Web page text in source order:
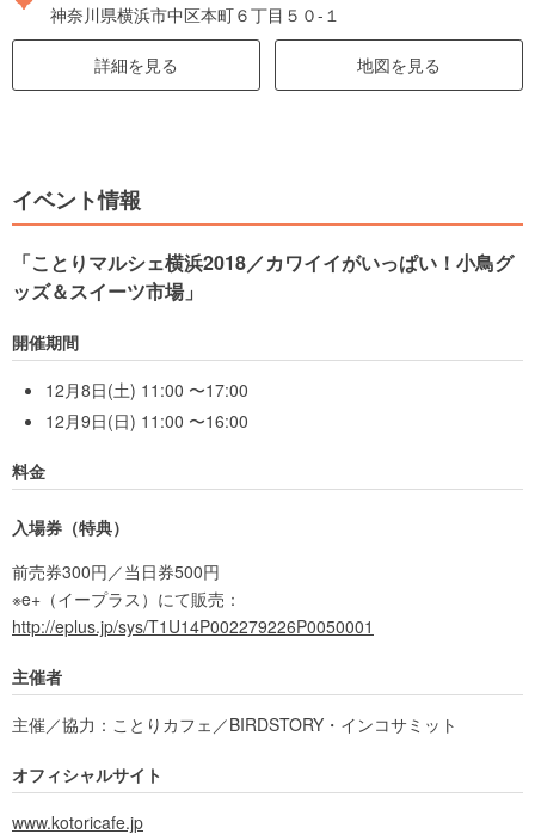
神奈川県横浜市中区本町６丁目５０-１
詳細を見る 地図を見る
イベント情報
「ことりマルシェ横浜2018／カワイイがいっぱい！小鳥グ
ッズ＆スイーツ市場」
開催期間
12月8日(土) 11:00 〜17:00
12月9日(日) 11:00 〜16:00
料金
入場券（特典）
前売券300円／当日券500円
※e+（イープラス）にて販売：
http://eplus.jp/sys/T1U14P002279226P0050001
主催者
主催／協力：ことりカフェ／BIRDSTORY・インコサミット
オフィシャルサイト
www.kotoricafe.jp